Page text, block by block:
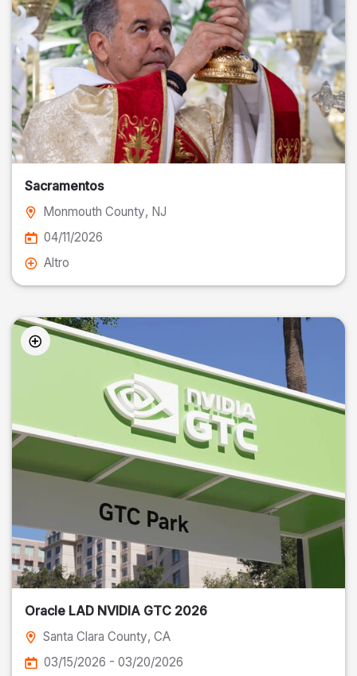
Sacramentos
Monmouth County, NJ
04/11/2026
Altro
Oracle LAD NVIDIA GTC 2026
Santa Clara County, CA
03/15/2026 - 03/20/2026